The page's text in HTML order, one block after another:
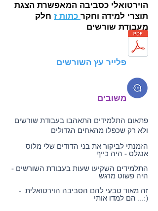
הוירטואלי כסביבה המאפשרת הצגת
תוצרי למידה וחקר כתות ז חלק
מעבודת שורשים
פלייר עץ השורשים
משובים
פתאום התלמידים התאהבו בעבודת שורשים
ולא רק שכפלו מהאחים הגדולים
הזמנתי לביקור את בני הדודים שלי מלוס
אנגלס - היה כייף
התלמידים השקיעו שעות בעבודת השורשים -
היה פשוט מרגש
זה מאוד טבעי להם הסביבה הוירטואלית -
הם למדו אותי ...:)